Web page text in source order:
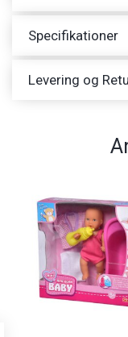
Specifikationer
Levering og